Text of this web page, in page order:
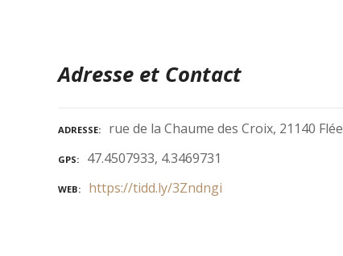
Adresse et Contact
ADRESSE rue de la Chaume des Croix, 21140 Flée
GPS 47.4507933, 4.3469731
WEB https://tidd.ly/3Zndngi